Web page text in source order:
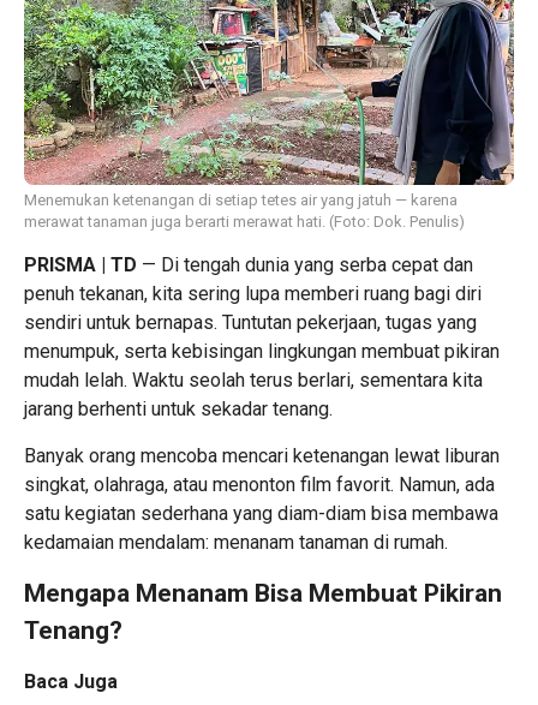
Menemukan ketenangan di setiap tetes air yang jatuh — karena
merawat tanaman juga berarti merawat hati. (Foto: Dok. Penulis)
PRISMA | TD — Di tengah dunia yang serba cepat dan
penuh tekanan, kita sering lupa memberi ruang bagi diri
sendiri untuk bernapas. Tuntutan pekerjaan, tugas yang
menumpuk, serta kebisingan lingkungan membuat pikiran
mudah lelah. Waktu seolah terus berlari, sementara kita
jarang berhenti untuk sekadar tenang.
Banyak orang mencoba mencari ketenangan lewat liburan
singkat, olahraga, atau menonton film favorit. Namun, ada
satu kegiatan sederhana yang diam-diam bisa membawa
kedamaian mendalam: menanam tanaman di rumah.
Mengapa Menanam Bisa Membuat Pikiran
Tenang?
Baca Juga